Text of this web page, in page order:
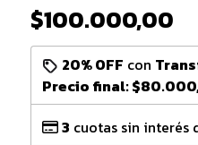
$100.000,00
20% OFF con
Precio final:
3 cuotas sin interés